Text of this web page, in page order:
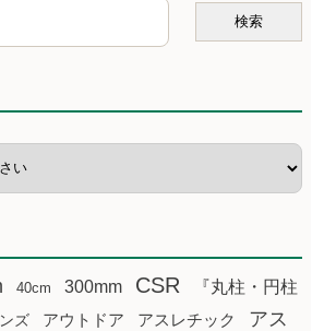
40cm 300mm CSR
『丸柱・円柱
ズ アウトドア アスレチック
アス